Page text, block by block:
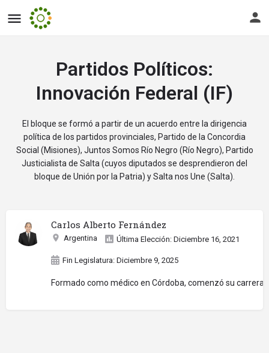
Partidos Políticos:
Innovación Federal (IF)
El bloque se formó a partir de un acuerdo entre la dirigencia
política de los partidos provinciales, Partido de la Concordia
Social (Misiones), Juntos Somos Río Negro (Río Negro), Partido
Justicialista de Salta (cuyos diputados se desprendieron del
bloque de Unión por la Patria) y Salta nos Une (Salta).
Carlos Alberto Fernández
Argentina Última Elección: Diciembre 16, 2021
Fin Legislatura: Diciembre 9, 2025
Formado como médico en Córdoba, comenzó su